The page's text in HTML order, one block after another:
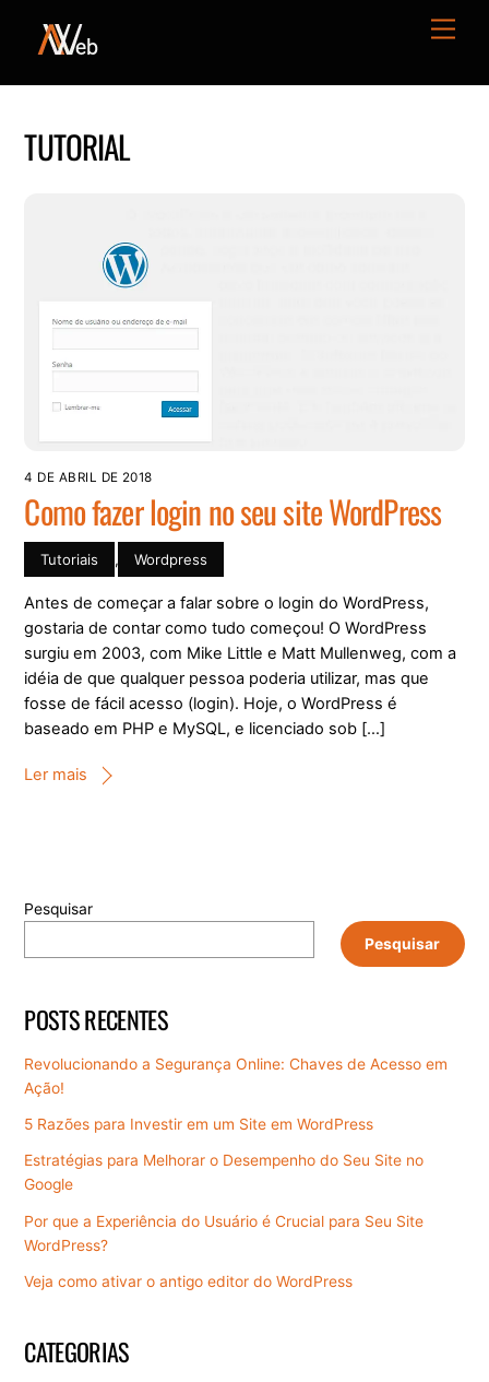
content
TUTORIAL
4 DE ABRIL DE 2018
Como fazer login no seu site WordPress
Tutoriais , Wordpress
Antes de começar a falar sobre o login do WordPress,
gostaria de contar como tudo começou! O WordPress
surgiu em 2003, com Mike Little e Matt Mullenweg, com a
idéia de que qualquer pessoa poderia utilizar, mas que
fosse de fácil acesso (login). Hoje, o WordPress é
baseado em PHP e MySQL, e licenciado sob […]
Ler mais
Pesquisar
Pesquisar
POSTS RECENTES
Revolucionando a Segurança Online: Chaves de Acesso em
Ação!
5 Razões para Investir em um Site em WordPress
Estratégias para Melhorar o Desempenho do Seu Site no
Google
Por que a Experiência do Usuário é Crucial para Seu Site
WordPress?
Veja como ativar o antigo editor do WordPress
CATEGORIAS